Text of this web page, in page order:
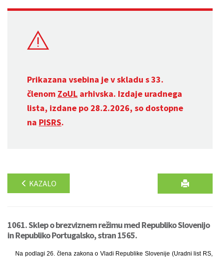
Prikazana vsebina je v skladu s 33.
členom ZoUL arhivska. Izdaje uradnega
lista, izdane po 28.2.2026, so dostopne
na PISRS.
KAZALO
1061. Sklep o brezviznem režimu med Republiko Slovenijo
in Republiko Portugalsko, stran 1565.
Na podlagi 26. člena zakona o Vladi Republike Slovenije (Uradni list RS,